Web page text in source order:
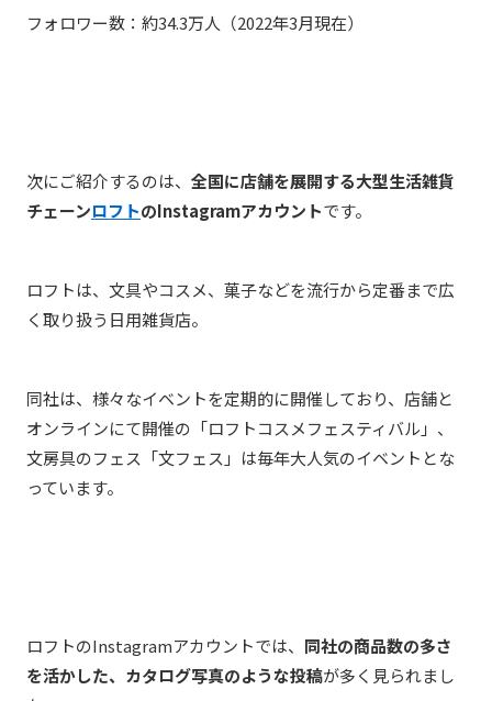
フォロワー数：約34.3万人（2022年3月現在）
次にご紹介するのは、 全国に店舗を展開する大型生活雑貨
チェーンロフトのInstagramアカウントです。
ロフトは、文具やコスメ、菓子などを流行から定番まで広
く取り扱う日用雑貨店。
同社は、様々なイベントを定期的に開催しており、店舗と
オンラインにて開催の「ロフトコスメフェスティバル」、
文房具のフェス「文フェス」は毎年大人気のイベントとな
っています。
ロフトのInstagramアカウントでは、 同社の商品数の多さ
を活かした、カタログ写真のような投稿が多く見られまし